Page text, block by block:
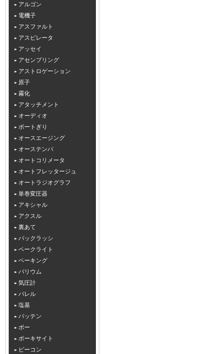
アルゴン
電機子
アスファルト
アスピレータ
アッセイ
アセンブリング
アストロゲーション
原子
霧化
アタッチメント
オーディオ
ボートぎり
オースエージング
オーステンバ
オートコリメータ
オートフレッタージュ
オートラジオグラフ
単巻変圧器
アキシャル
アクスル
裏あて
バックラッシ
ベークライト
ベーキング
バリウム
気圧計
バレル
塩基
バッテン
ボー
ボーキサイト
ビーコン